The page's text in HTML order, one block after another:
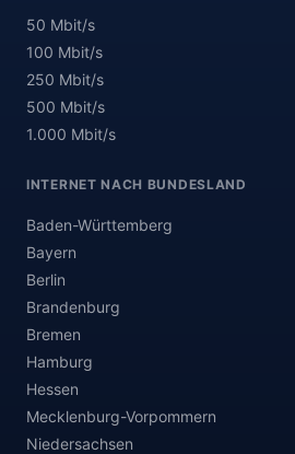
50 Mbit/s
100 Mbit/s
250 Mbit/s
500 Mbit/s
1.000 Mbit/s
INTERNET NACH BUNDESLAND
Baden-Württemberg
Bayern
Berlin
Brandenburg
Bremen
Hamburg
Hessen
Mecklenburg-Vorpommern
Niedersachsen